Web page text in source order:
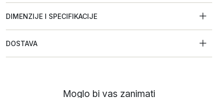
DIMENZIJE I SPECIFIKACIJE
DOSTAVA
Moglo bi vas zanimati